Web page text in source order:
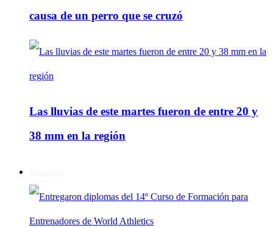
causa de un perro que se cruzó
Las lluvias de este martes fueron de entre 20 y
38 mm en la región